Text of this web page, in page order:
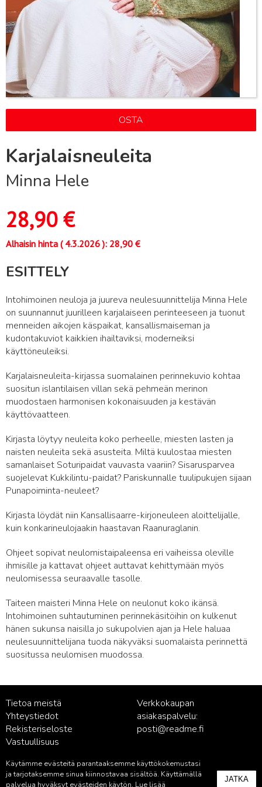
OSTA
Karjalaisneuleita
Minna Hele
28,90€
Alhaisin hinta (4.3.2026): 28,90 €
ESITTELY
Intohimoinen neuloja ja juureva neulesuunnittelija Minna Hele
on suunnannut juurilleen karjalaiseen perinteeseen ja tuonut
menneiden aikojen käspaikat, kansallismaiseman ja
kudontakuviot kaikkien ihailtaviksi, moderneiksi
käyttöneuleiksi.
Karjalaisneuleita-kirjassa suomalainen perinnekuvio kohtaa
suositun islantilaisen villan sekä pehmeän merinon
muodostaen harmonisen kokonaisuuden ja kestävän
käyttövaatteen.
Kirjasta löytyy neuleita koko perheelle, miesten lasten ja
naisten neuleita sekä asusteita. Miltä kuulostaa miesten
samanlaiset Soturipaidat vauvasta vaariin? Sisarusparvea
suojelevat Kukkilintu-paidat? Pariskunnalle tuulipukujen sijaan
Punapoiminta-neuleet?
Kirjasta löydät niin Kansallisaarre-kirjoneuleen aloittelijalle,
kuin konkarineulojaakin haastavan Raanuraglanin.
Ohjeet sopivat neulomistaipaleensa eri vaiheissa oleville
ihmisille ja kattavat ohjeet auttavat kehittymään myös
neulomisessa seuraavalle tasolle.
Taiteen maisteri Minna Hele on neulonut koko ikänsä.
Intohimoinen suhtautuminen perinnekäsitöihin on kulkenut
hänen sukunsa naisilla jo sukupolvien ajan ja Hele haluaa
neulesuunnittelijana tuoda näkyväksi suomalaista perinnettä
suositussa neulomisen muodossa.
Tietoa meistä
Yhteystiedot
Rekisteriseloste
Vastuullisuus
Verkkokaupan
asiakaspalvelu:
posti@readme.fi
Kustantamon asiakaspalvelu:
Käytämme evästeitä parantaaksemme käyttökokemustasi
ja tarjotaksemme sinua kiinnostavaa sisältöä. Käyttämällä
palvelua hyväksyt evästeiden käytön. Lue lisää
JATKA